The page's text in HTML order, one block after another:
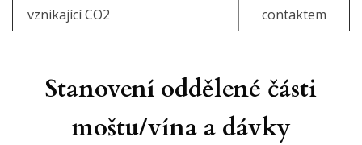
vznikající CO2
contaktem
Stanovení oddělené části
moštu/vína a dávky